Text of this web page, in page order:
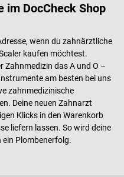
im DocCheck Shop
wenn du zahnärztliche
kaufen möchtest.
Zahnmedizin das A und O –
am besten bei uns
zahnmedizinische
Deine neuen Zahnarzt
Klicks in den Warenkorb
liefern lassen. So wird deine
Plombenerfolg.